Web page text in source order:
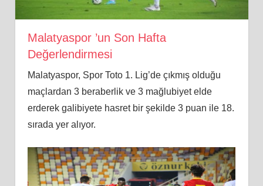
Malatyaspor ’un Son Hafta
Değerlendirmesi
Malatyaspor, Spor Toto 1. Lig’de çıkmış olduğu
maçlardan 3 beraberlik ve 3 mağlubiyet elde
erderek galibiyete hasret bir şekilde 3 puan ile 18.
sırada yer alıyor.